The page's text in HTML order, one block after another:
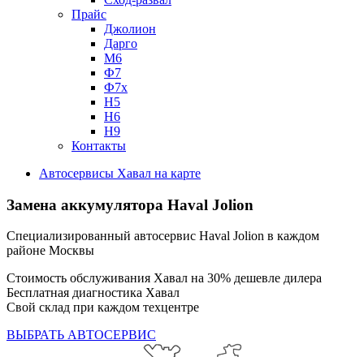
Прайс
Джолион
Дарго
М6
Ф7
Ф7х
Н5
Н6
Н9
Контакты
Автосервисы Хавал на карте
Замена аккумулятора Haval Jolion
Специализированный автосервис Haval Jolion в каждом
районе Москвы
Стоимость обслуживания Хавал на 30% дешевле дилера
Бесплатная диагностика Хавал
Свой склад при каждом техцентре
ВЫБРАТЬ АВТОСЕРВИС